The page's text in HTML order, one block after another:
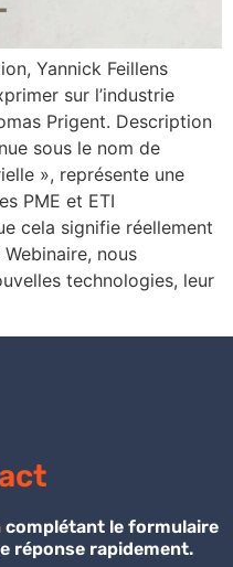
Yannick Feillens
sur l’industrie
Prigent. Description
sous le nom de
», représente une
PME et ETI
cela signifie réellement
nous
technologies, leur
complétant le formulaire
réponse rapidement.